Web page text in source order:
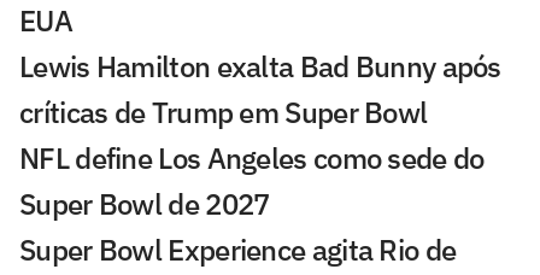
EUA
Lewis Hamilton exalta Bad Bunny após
críticas de Trump em Super Bowl
NFL define Los Angeles como sede do
Super Bowl de 2027
Super Bowl Experience agita Rio de